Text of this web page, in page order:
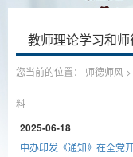
教师理论学习和
您当前的位置： 师德师风 >
料
2025-06-18
中办印发《通知》在全党